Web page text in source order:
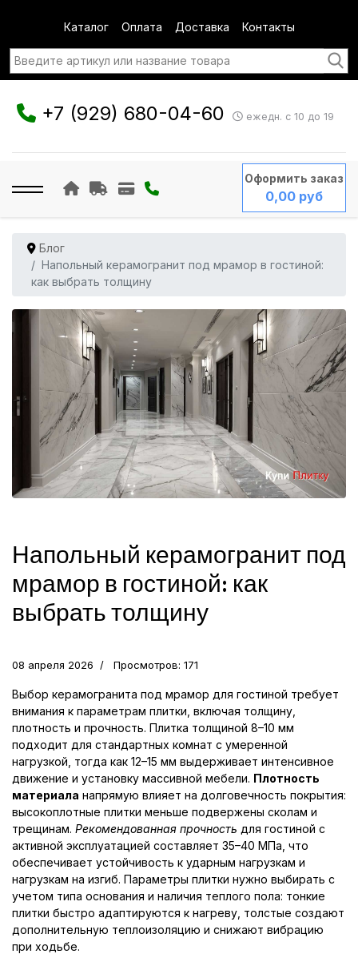
Каталог Оплата Доставка Контакты
+7 (929) 680-04-60 ежедн. с 10 до 19
Оформить заказ
0,00 руб
Блог
Напольный керамогранит под мрамор в гостиной:
как выбрать толщину
Напольный керамогранит под
мрамор в гостиной: как
выбрать толщину
08 апреля 2026 Просмотров: 171
Выбор керамогранита под мрамор для гостиной требует
внимания к параметрам плитки, включая толщину,
плотность и прочность. Плитка толщиной 8–10 мм
подходит для стандартных комнат с умеренной
нагрузкой, тогда как 12–15 мм выдерживает интенсивное
движение и установку массивной мебели. Плотность
материала напрямую влияет на долговечность покрытия:
высокоплотные плитки меньше подвержены сколам и
трещинам. Рекомендованная прочность для гостиной с
активной эксплуатацией составляет 35–40 МПа, что
обеспечивает устойчивость к ударным нагрузкам и
нагрузкам на изгиб. Параметры плитки нужно выбирать с
учетом типа основания и наличия теплого пола: тонкие
плитки быстро адаптируются к нагреву, толстые создают
дополнительную теплоизоляцию и снижают вибрацию
при ходьбе.